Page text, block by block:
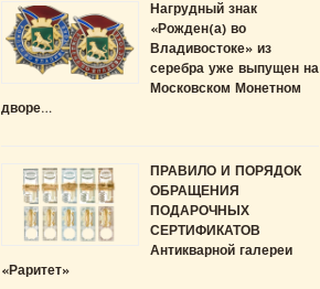
Нагрудный знак
«Рожден(а) во
Владивостоке» из
серебра уже выпущен на
Московском Монетном
дворе…
ПРАВИЛО И ПОРЯДОК
ОБРАЩЕНИЯ
ПОДАРОЧНЫХ
СЕРТИФИКАТОВ
Антикварной галереи
«Раритет»